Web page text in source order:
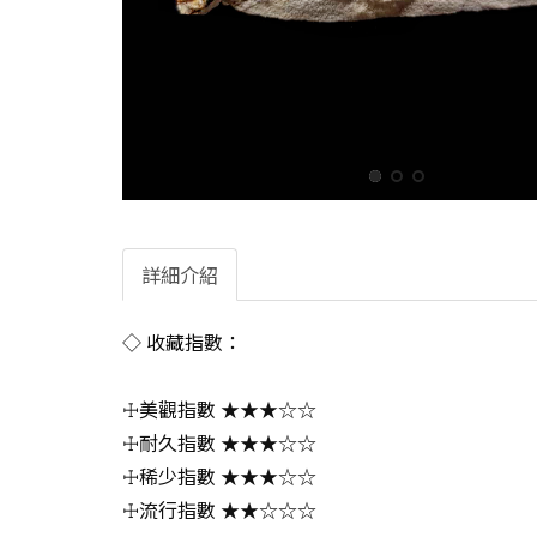
詳細介紹
◇ 收藏指數：
☩美觀指數 ★★★☆☆
☩耐久指數 ★★★☆☆
☩稀少指數 ★★★☆☆
☩流行指數 ★★☆☆☆